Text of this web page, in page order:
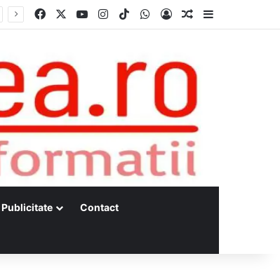
Facebook YouTubeInstagram
TikTokWhatsApp
Log InRandom Article
Publicitate Contact